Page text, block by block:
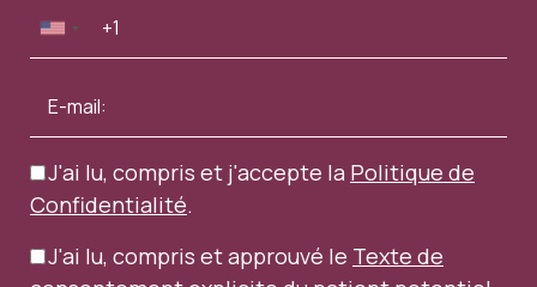
J'ai lu, compris et j'accepte la Politique de
Confidentialité.
J'ai lu, compris et approuvé le Texte de